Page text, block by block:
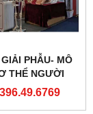
PHẪU- MÔ
THỂ NGƯỜI